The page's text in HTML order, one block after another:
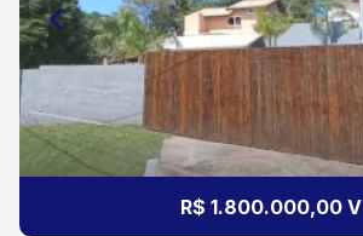
R$ 1.800.000,00 V